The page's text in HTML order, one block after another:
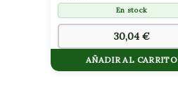
En stock
30,04 €
AÑADIR AL CARRITO